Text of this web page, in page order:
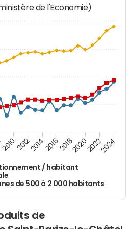
de l'Economie)
/ habitant
de 500 à 2 000 habitants
20102012201420162018202020222024
de